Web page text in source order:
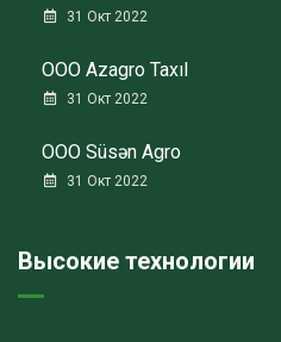
31 Окт 2022
ООО Azagro Taxıl
31 Окт 2022
ООО Süsən Agro
31 Окт 2022
Высокие технологии